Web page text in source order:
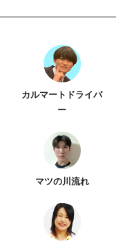
カルマートドライバ
ー
マツの川流れ